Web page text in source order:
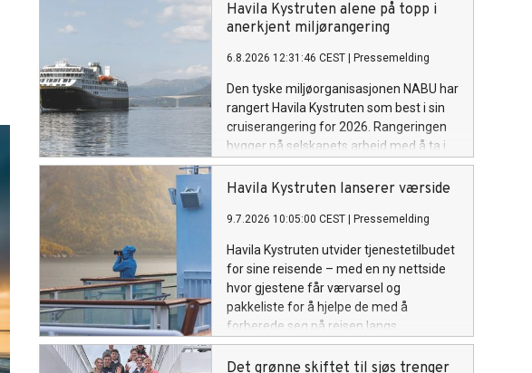
Havila Kystruten alene på topp i
anerkjent miljørangering
6.8.2026 12:31:46 CEST Pressemelding
Den tyske miljøorganisasjonen NABU har
rangert Havila Kystruten som best i sin
cruiserangering for 2026. Rangeringen
bygger på selskapets arbeid med å ta i
bruk helhetlige bærekraftige løsninger
og redusere utslipp av klimagasser og
Som i fjor setter det norskeide rederiet
Havila Kystruten lanserer værside
9.7.2026 10:05:00 CEST Pressemelding
Havila Kystruten utvider tjenestetilbudet
for sine reisende – med en ny nettside
hvor gjestene får værvarsel og
pakkeliste for å hjelpe de med å
forberede seg på reisen langs
norskekysten.
Det grønne skiftet til sjøs trenger